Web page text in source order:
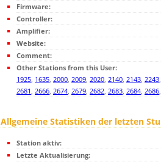
Firmware:
Controller:
Amplifier:
Website:
Comment:
Other Stations from this User:
1925, 1635, 2000, 2009, 2020, 2140, 2143, 2243
2681, 2666, 2674, 2679, 2682, 2683, 2684, 2686
Allgemeine Statistiken der letzten
Station aktiv:
Letzte Aktualisierung: